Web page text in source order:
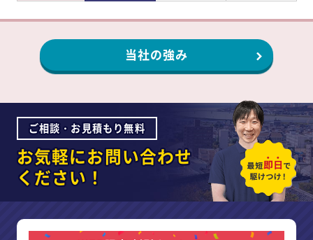
当社の強み
ご相談・お見積もり無料
お気軽にお問い合わせ
ください！